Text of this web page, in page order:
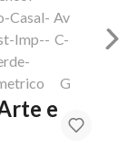
e